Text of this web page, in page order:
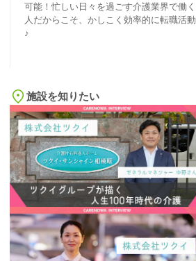
可能！忙しい日々を過ごす介護業界で働く
人だからこそ、かしこく効率的に転職活動
♪
施設を知りたい